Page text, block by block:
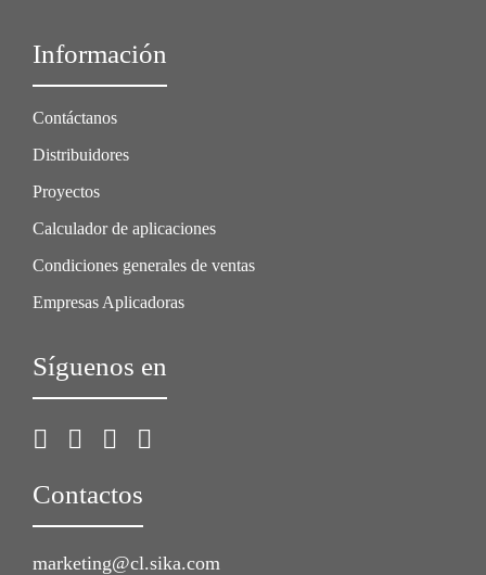
Información
Contáctanos
Distribuidores
Proyectos
Calculador de aplicaciones
Condiciones generales de ventas
Empresas Aplicadoras
Síguenos en
Contactos
marketing@cl.sika.com